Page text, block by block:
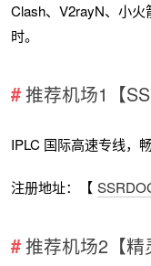
Clash、V2rayN、小
时。
推荐机场1【
IPLC 国际高速专线，
注册地址：【
推荐机场2【精